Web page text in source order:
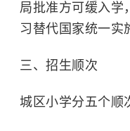
局批准方可缓入学
习替代国家统一实
三、招生顺次
城区小学分五个顺